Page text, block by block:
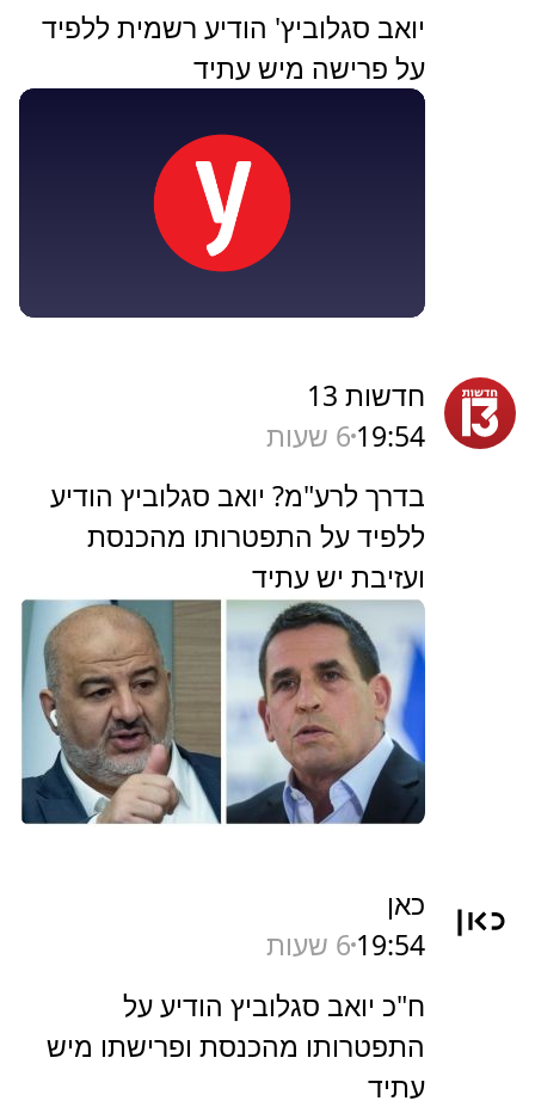
יואב סגלוביץ' הודיע רשמית ללפיד
על פרישה מיש עתיד
חדשות 13
19:54 6 שעות
בדרך לרע"מ? יואב סגלוביץ הודיע
ללפיד על התפטרותו מהכנסת
ועזיבת יש עתיד
כאן
19:54 6 שעות
ח"כ יואב סגלוביץ הודיע על
התפטרותו מהכנסת ופרישתו מיש
עתיד